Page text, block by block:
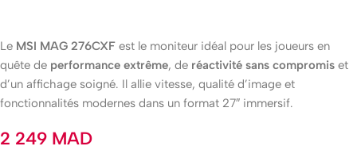
Le MSI MAG 276CXF est le moniteur idéal pour les joueurs en
quête de performance extrême, de réactivité sans compromis et
d’un affichage soigné. Il allie vitesse, qualité d’image et
fonctionnalités modernes dans un format 27″ immersif.
2 249 MAD